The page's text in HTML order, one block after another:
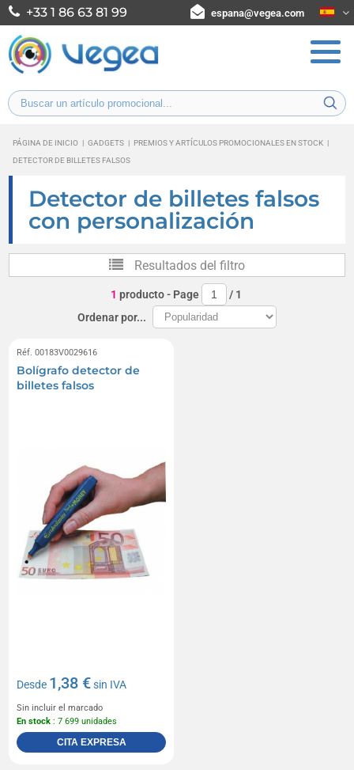
+33 1 86 63 81 99 espana@vegea.com
PÁGINA DE INICIO | GADGETS | PREMIOS Y ARTÍCULOS PROMOCIONALES EN STOCK |
DETECTOR DE BILLETES FALSOS
Detector de billetes falsos
con personalización
Resultados del filtro
1 producto- Page / 1
Ordenar por...
Réf. 00183V0029616
Bolígrafo detector de
billetes falsos
Desde 1,38 €sin IVA
Sin incluir el marcado
En stock : 7 699 unidades
CITA EXPRESA